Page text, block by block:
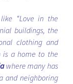
“Love in the
buildings, the
clothing and
is a home to the
where many has
and neighboring